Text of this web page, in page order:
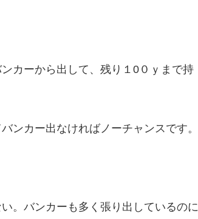
カーから出して、残り１0０ｙまで持
ンカー出なければノーチャンスです。
。バンカーも多く張り出しているのに